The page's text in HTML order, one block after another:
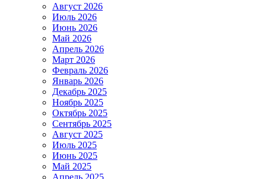
Август 2026
Июль 2026
Июнь 2026
Май 2026
Апрель 2026
Март 2026
Февраль 2026
Январь 2026
Декабрь 2025
Ноябрь 2025
Октябрь 2025
Сентябрь 2025
Август 2025
Июль 2025
Июнь 2025
Май 2025
Апрель 2025